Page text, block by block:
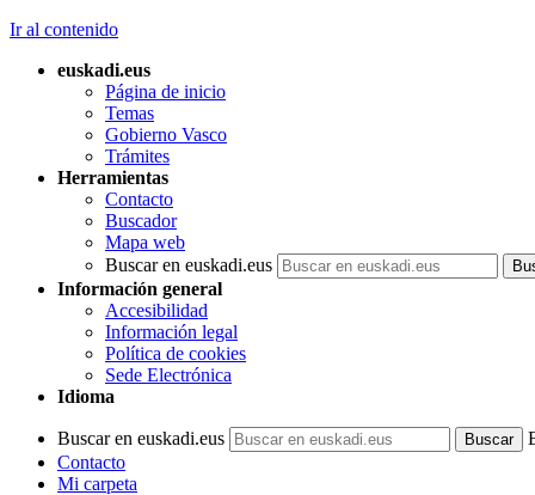
Ir al contenido
euskadi.eus
Página de inicio
Temas
Gobierno Vasco
Trámites
Herramientas
Contacto
Buscador
Mapa web
Buscar en euskadi.eus
Información general
Accesibilidad
Información legal
Política de cookies
Sede Electrónica
Idioma
Buscar en euskadi.eus
Contacto
Mi carpeta